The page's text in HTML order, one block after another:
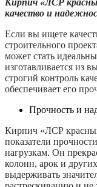
Флэш
Ультра
1NF
качество и
Если вы ищете
строительного
может стать
изготавливается из
строгий контроль
обеспечивает его
Прочность и
Кирпич «ЛСР
показатели
нагрузкам. Он
колонн, арок и
выдерживать